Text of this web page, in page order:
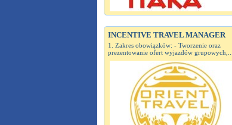
INCENTIVE TRAVEL MANAGER
1. Zakres obowiązków: - Tworzenie oraz
prezentowanie ofert wyjazdów grupowych,...